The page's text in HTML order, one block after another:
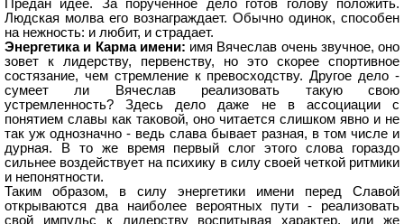
Предан идее. За порученное дело готов голову положить.
Людская молва его вознаграждает. Обычно одинок, способен
на нежность: и любит, и страдает.
Энергетика и Карма имени: имя Вячеслав очень звучное, оно
зовет к лидерству, первенству, но это скорее спортивное
состязание, чем стремление к превосходству. Другое дело -
сумеет ли Вячеслав реализовать такую свою
устремленность? Здесь дело даже не в ассоциации с
понятием славы как таковой, оно читается слишком явно и не
так уж однозначно - ведь слава бывает разная, в том числе и
дурная. В то же время первый слог этого слова гораздо
сильнее воздействует на психику в силу своей четкой ритмики
и непонятности.
Таким образом, в силу энергетики имени перед Славой
открываются два наиболее вероятных пути - реализовать
свой импульс к лидерству воспитывая характер, или же